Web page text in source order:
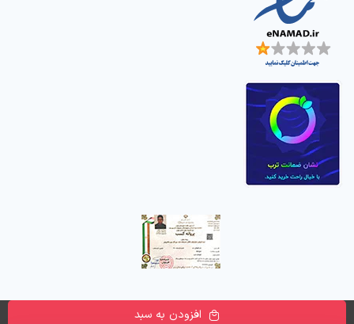
تمامی حقوق این وب سایت متعلق به فروشگاه اینترنتی دیجی پارسهافزودن به سبد